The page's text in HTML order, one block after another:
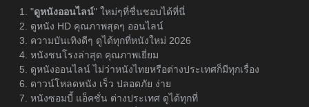
1. "ดูหนังออนไลน์" ใหม่ๆที่ชื่นชอบได้ที่นี่
2. ดูหนัง HD คุณภาพสุดๆ ออนไลน์
3. ความบันเทิงดีๆ ดูได้ทุกที่หนังใหม่ 2026
4. หนังชนโรงล่าสุด คุณภาพเยี่ยม
5. ดูหนังออนไลน์ ไม่ว่าหนังไทยหรือต่างประเทศก็มีทุกเรื่อง
6. ดาวน์โหลดหนัง เร็ว ปลอดภัย ง่าย
7. หนังซอมบี้ แอ็คชั่น ต่างประเทศ ดูได้ทุกที่